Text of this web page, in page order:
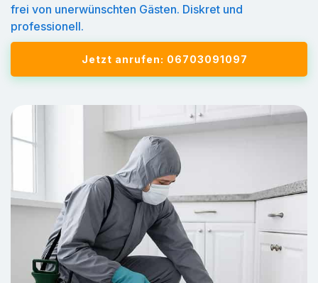
frei von unerwünschten Gästen. Diskret und
professionell.
Jetzt anrufen: 06703091097